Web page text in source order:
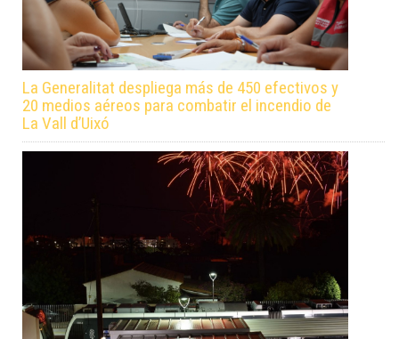
La Generalitat despliega más de 450 efectivos y
20 medios aéreos para combatir el incendio de
La Vall d’Uixó